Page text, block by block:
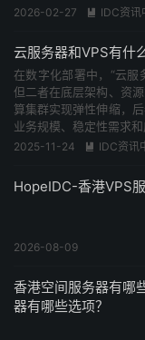
2026-02-27  IDC资讯
云服务器和VPS有什
在数字化部署中，“云服
但二者在底层架构、资
算集群实现弹性伸缩，
业务规模、稳定性需求
2025-11-24  IDC资讯
HopeIDC-香港VPS
2026-08-09
香港空间服务器有哪
器有哪些选项？